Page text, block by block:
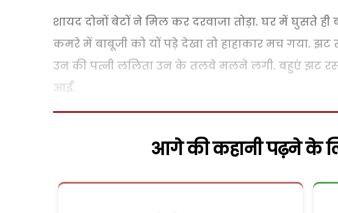
शायद दोनों बेटों ने मिल कर दरवाजा तोड़ा. घर में घुसते
कमरे में बाबूजी को यों पड़े देखा तो हाहाकार मच गया.
उन की पत्नी ललिता उन के तलवे मलने लगी. बहुएं झट
आईं.
आगे की कहानी पढ़ने के